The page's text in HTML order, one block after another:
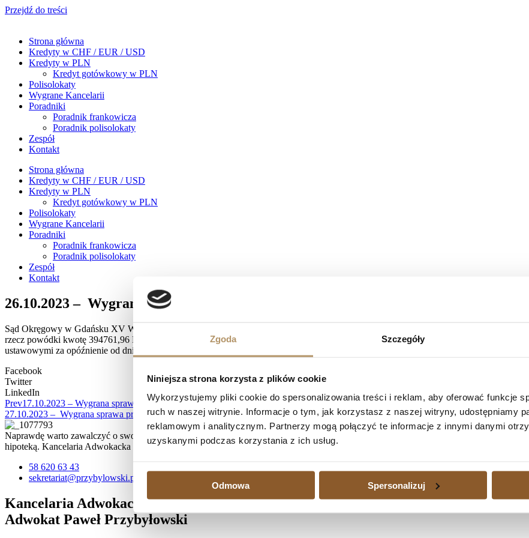
Zgoda Szczegóły
Niniejsza strona korzysta z plików cookie
Wykorzystujemy pliki cookie do spersonalizowania treści i reklam, aby oferować funkcje
ruch w naszej witrynie. Informacje o tym, jak korzystasz z naszej witryny, udostępniamy
reklamowym i analitycznym. Partnerzy mogą połączyć te informacje z innymi danymi
uzyskanymi podczas korzystania z ich usług.
Odmowa Spersonalizuj
Przejdź do treści
Strona główna
Kredyty w CHF / EUR / USD
Kredyty w PLN
Kredyt gotówkowy w PLN
Polisolokaty
Wygrane Kancelarii
Poradniki
Poradnik frankowicza
Poradnik polisolokaty
Zespół
Kontakt
Strona główna
Kredyty w CHF / EUR / USD
Kredyty w PLN
Kredyt gotówkowy w PLN
Polisolokaty
Wygrane Kancelarii
Poradniki
Poradnik frankowicza
Poradnik polisolokaty
Zespół
Kontakt
26.10.2023 – Wygrana sprawa przeciwko PKO BP S.A. – umowa kredytu nieważna
Sąd Okręgowy w Gdańsku XV Wydział Cywilny, referent SSO Marian Glembin, wyrokiem z dnia 26 października 2023 roku (sygn.
rzecz powódki kwotę 394761,96 PLN wraz z odsetkami ustawowymi za opóźnienie od dnia 22 kwietnia 2021 r. do dnia zapłaty;
ustawowymi za opóźnienie od dnia 22 kwietnia 2021 r. do dnia zapłaty; ustalił, że koszty procesu obciążają w całości pozwanego PKO
Facebook
Twitter
LinkedIn
Prev17.10.2023 – Wygrana sprawa przeciwko PKO BP S.A. – umowa kredytu nieważna w całości
27.10.2023 – Wygrana sprawa przeciwko Bank BPH S.A. – umowa kredytu nieważna w całości Następny
Naprawdę warto zawalczyć o swoje prawa, zwłaszcza, jeśli spłata kredytu waloryzowanego do waluty jest dużym obciążeniem, a także
hipoteką. Kancelaria Adwokacka działa na terenie Trójmiasta, ale zajmujemy się również sprawami kredytów waloryzowanych do
58 620 63 43
sekretariat@przybylowski.pl
Kancelaria Adwokacka
Adwokat Paweł Przybyłowski